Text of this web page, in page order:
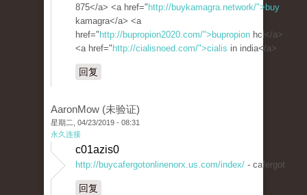
875</a> <a href=" http://buykamagra.network/">buy
kamagra</a> <a
href=" http://bupropion2020.com/">bupropion hcl</a>
<a href=" http://cialisnoed.com/">cialis in india</a>
回复
AaronMow (未验证)
星期二, 04/23/2019 - 08:31
永久连接
c01azis0
http://buycafergotonlinenorx.us.com/index/ - cafergot
回复